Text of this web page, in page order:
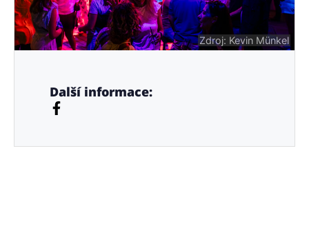
Zdroj: Kevin Münkel
Další informace: